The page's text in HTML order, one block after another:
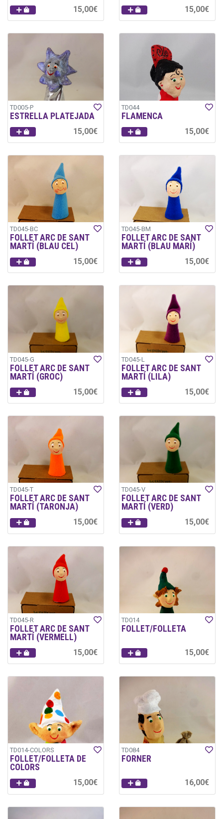
15,00€ 15,00€
TD005-P
ESTRELLA PLATEJADA
15,00€
TD044
FLAMENCA
15,00€
TD045-BC
FOLLET ARC DE SANT
MARTÍ (BLAU CEL)
15,00€
TD045-BM
FOLLET ARC DE SANT
MARTÍ (BLAU MARÍ)
15,00€
TD045-G
FOLLET ARC DE SANT
MARTÍ (GROC)
15,00€
TD045-L
FOLLET ARC DE SANT
MARTÍ (LILA)
15,00€
TD045-T
FOLLET ARC DE SANT
MARTÍ (TARONJA)
15,00€
TD045-V
FOLLET ARC DE SANT
MARTÍ (VERD)
15,00€
TD045-R
FOLLET ARC DE SANT
MARTÍ (VERMELL)
15,00€
TD014
FOLLET/FOLLETA
15,00€
TD014-COLORS
FOLLET/FOLLETA DE
COLORS
15,00€
TD084
FORNER
16,00€